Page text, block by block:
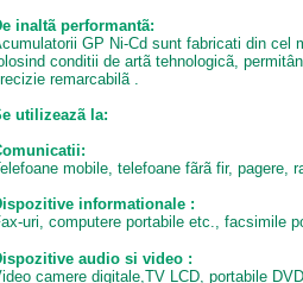
ãperformantã:
GP Ni-Cd sunt fabricati din cel
conditii de artã tehnologicã,
remarcabilã .
ãla:
mobile, telefoane fãrã fir, pagere,
informationale :
uri, computere portabile etc., facsimile
audio si video :
camere digitale,TV LCD, portabile